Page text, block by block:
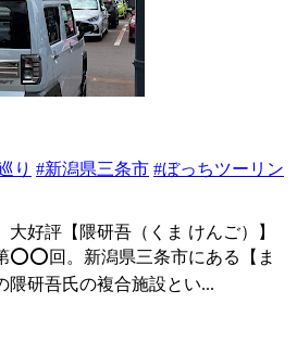
り #新潟県三条市 #ぼっちツーリン
好評【隈研吾（くま けんご）】
⭕️⭕️回。新潟県三条市にある【ま
隈研吾氏の複合施設とい...